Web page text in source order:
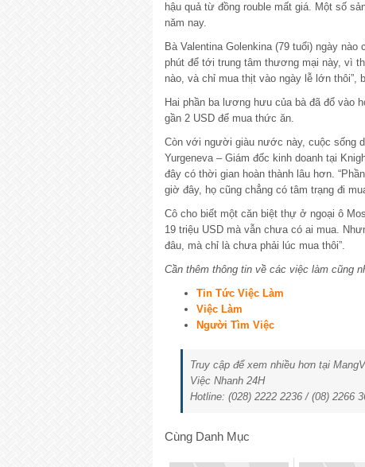
hậu quả từ đồng rouble mất giá. Một số
năm nay.
Bà Valentina Golenkina (79 tuổi) ngày
phút để tới trung tâm thương mại này, vì
nào, và chỉ mua thịt vào ngày lễ lớn thôi”,
Hai phần ba lương hưu của bà đã đổ vào
gần 2 USD để mua thức ăn.
Còn với người giàu nước này, cuộc sống
Yurgeneva – Giám đốc kinh doanh tại
đây có thời gian hoàn thành lâu hơn.
giờ đây, họ cũng chẳng có tâm trạng đi
Cô cho biết một căn biệt thự ở ngoại ô
19 triệu USD mà vẫn chưa có ai mua.
đâu, mà chỉ là chưa phải lúc mua thôi”.
Cần thêm thông tin về các việc làm cũng
Tin Tức Việc Làm
Việc Làm
Người Tìm Việc
Truy cập để xem nhiều hơn tại
Việc Nhanh 24H
Hotline: (028) 2222 2236 / (08) 2266
Cùng Danh Mục